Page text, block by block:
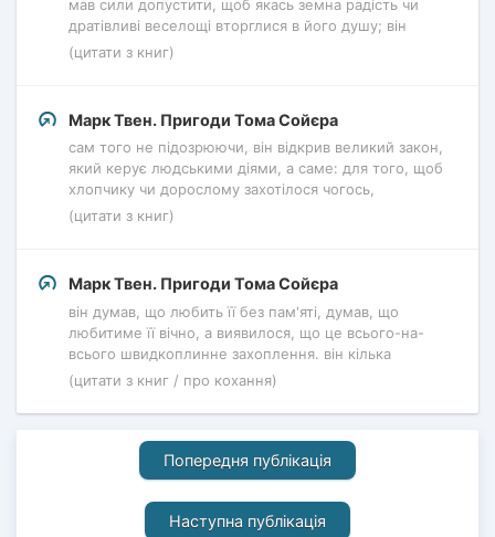
мав сили допустити, щоб якась земна радість чи
дратівливі веселощі вторглися в його душу; він
(цитати з книг)
Марк Твен. Пригоди Тома Сойєра
сам того не підозрюючи, він відкрив великий закон,
який керує людськими діями, а саме: для того, щоб
хлопчику чи дорослому захотілося чогось,
(цитати з книг)
Марк Твен. Пригоди Тома Сойєра
він думав, що любить її без пам'яті, думав, що
любитиме її вічно, а виявилося, що це всього-на-
всього швидкоплинне захоплення. він кілька
(цитати з книг / про кохання)
Попередня публікація
Наступна публікація